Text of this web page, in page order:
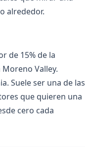
alrededor.
de 15% de la
Valley.
Suele ser una de las
que quieren una
cero cada